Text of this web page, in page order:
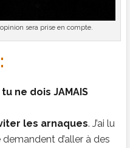
sera prise en compte.
tu ne dois JAMAIS
les arnaques. J’ai lu
d’aller à des